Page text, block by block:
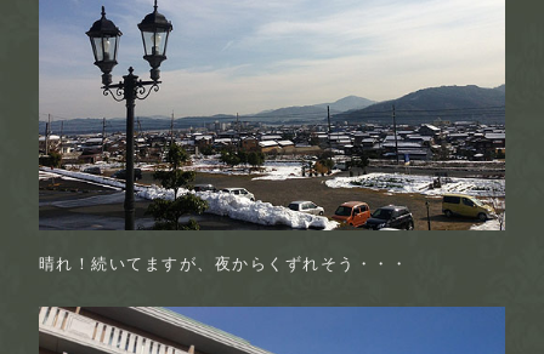
晴れ！続いてますが、夜からくずれそう・・・